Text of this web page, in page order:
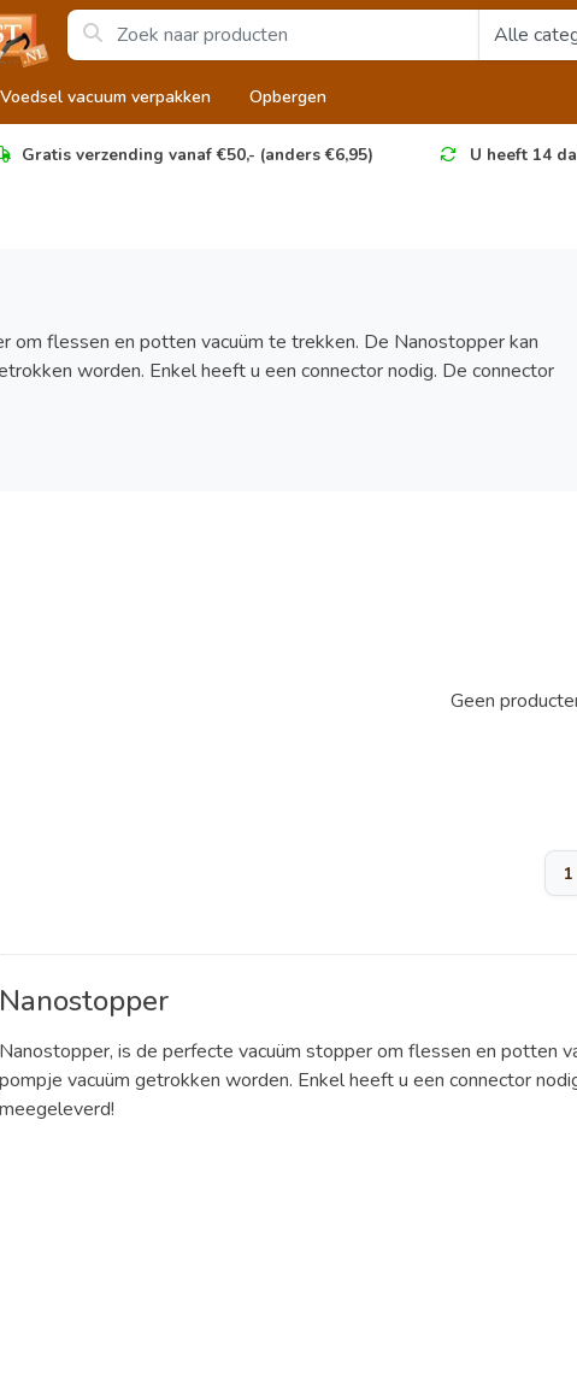
Voedsel vacuum verpakken Opbergen
Gratis verzending vanaf €50,- (anders €6,95) U heeft 14
om flessen en potten vacuüm te trekken. De Nanostopper kan
worden. Enkel heeft u een connector nodig. De connector
Geen
1
Nanostopper
Nanostopper, is de perfecte vacuüm stopper om flessen en potten
pompje vacuüm getrokken worden. Enkel heeft u een connector
meegeleverd!